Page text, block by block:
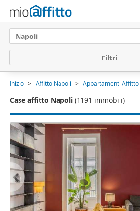
Napoli
Filtri
Inizio Affitto Napoli Appartamenti Affitto
Case affitto Napoli (1191 immobili)